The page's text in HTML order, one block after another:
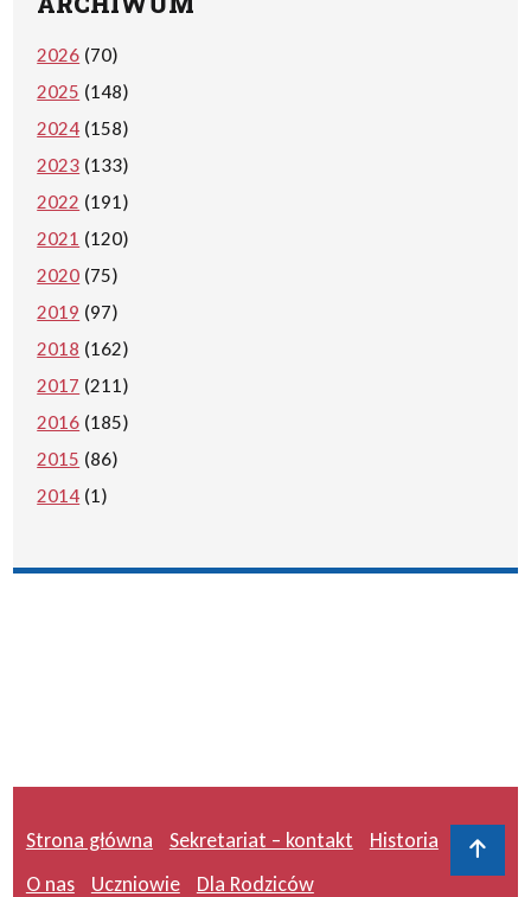
2026 (70)
2025 (148)
2024 (158)
2023 (133)
2022 (191)
2021 (120)
2020 (75)
2019 (97)
2018 (162)
2017 (211)
2016 (185)
2015 (86)
2014 (1)
Strona główna Sekretariat – kontakt
Historia
O nas
Uczniowie Dla Rodziców
Do